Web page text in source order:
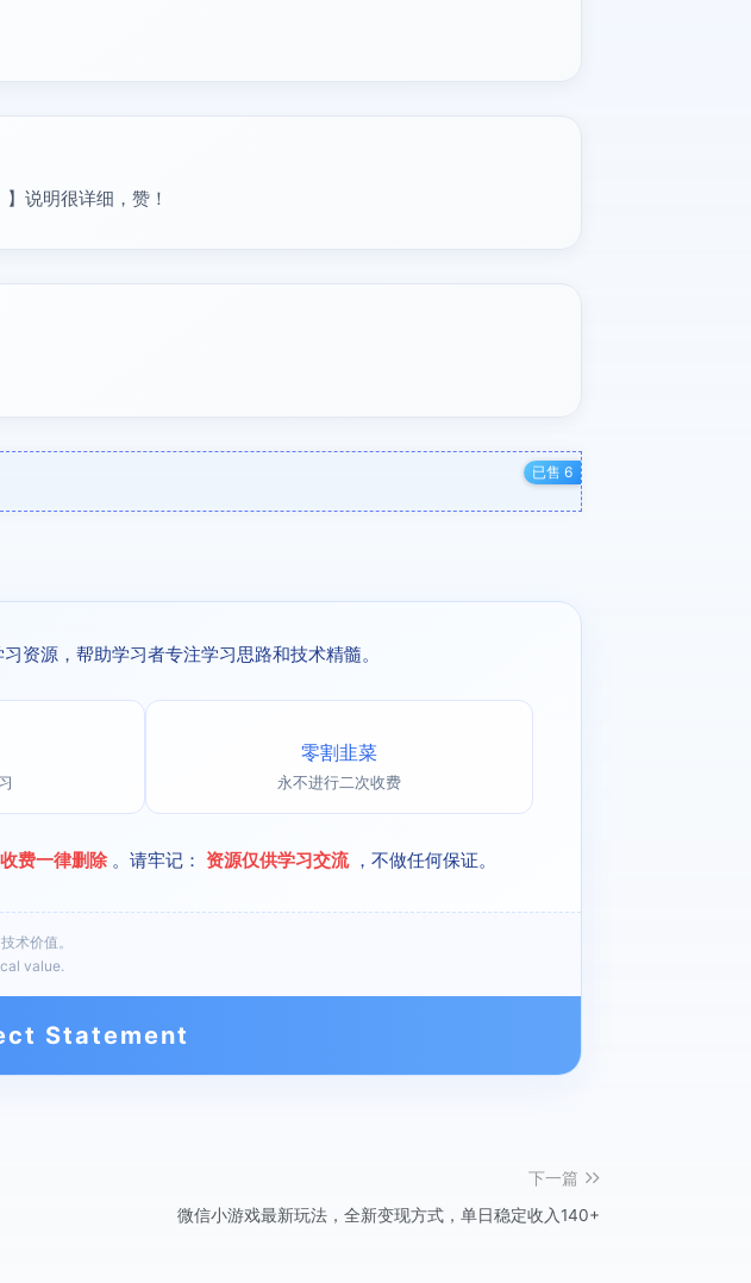
说明很详细，赞！
已售 6
资源，帮助学习者专注学习思路和技术精髓。
零割韭菜
永不进行二次收费
费一律删除 。请牢记： 资源仅供学习交流 ，不做任何保证。
术价值。
value.
Statement
下一篇
微信小游戏最新玩法，全新变现方式，单日稳定收入140+